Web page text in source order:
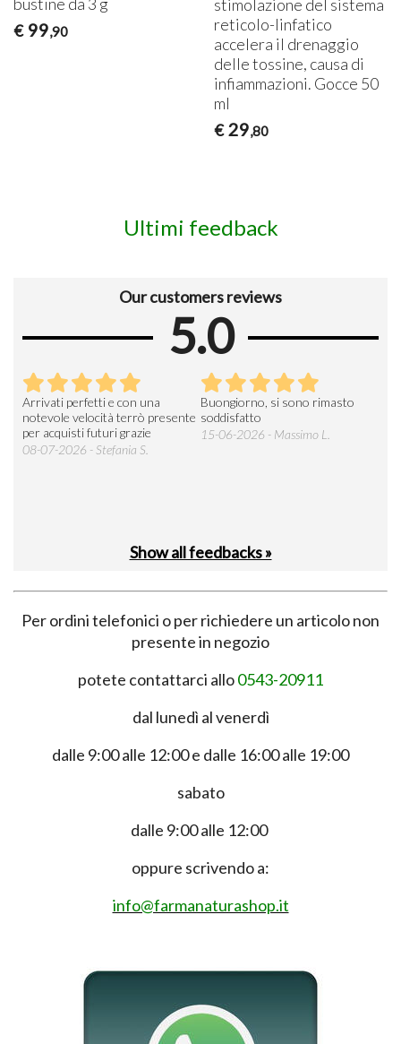
€ 99,90
stimolazione del sistema
reticolo-linfatico
accelera il drenaggio
delle tossine, causa di
infiammazioni. Gocce 50
ml
€ 29,80
Ultimi feedback
Our customers reviews
5.0
Arrivati perfetti e con una
notevole velocità terrò presente
per acquisti futuri grazie
08-07-2026 - Stefania S.
Buongiorno, si sono rimasto
soddisfatto
15-06-2026 - Massimo L.
Show all feedbacks »
Per ordini telefonici o per richiedere un articolo non
presente in negozio
potete contattarci allo0543-20911
dal lunedì al venerdì
dalle 9:00 alle 12:00 e dalle 16:00 alle 19:00
sabato
dalle 9:00 alle 12:00
oppure scrivendo a:
info@farmanaturashop.it